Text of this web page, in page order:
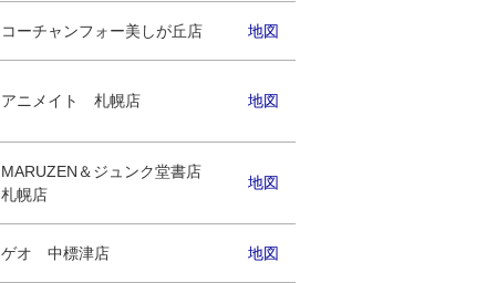
コーチャンフォー美しが丘店 地図
アニメイト 札幌店 地図
MARUZEN＆ジュンク堂書店
札幌店
地図
ゲオ 中標津店 地図